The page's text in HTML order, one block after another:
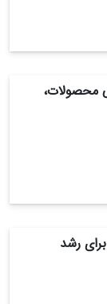
محصولات،
رشد